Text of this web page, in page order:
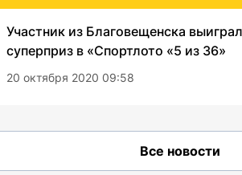
Участник из Благовещенска
суперприз в «Спортлото «5 из 36»
20 октября 2020 09:58
Все новости